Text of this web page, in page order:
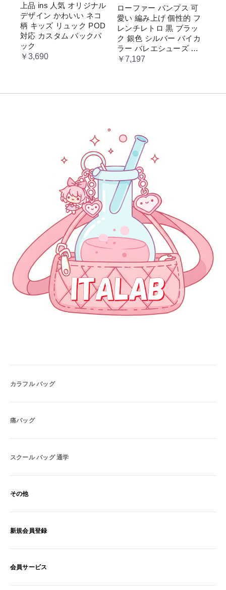
上品 ins 人気 オリジナル
デザイン かわいい ネコ
柄 キッズ リュック POD
対応 カスタム バックパ
ック
￥3,690
ローファー パンプス 可
愛い 編み上げ 個性的 フ
レンチレトロ 黒 ブラッ
ク 銀色 シルバー バイカ
ラー バレエシューズ 変
形ヒール 3.5cm ガーリー
￥7,197
カラフル バッグ
痛バッグ
スクール バッグ 通学
その他
新規会員登録
会員サービス